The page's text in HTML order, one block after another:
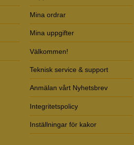
Mina ordrar
Mina uppgifter
Välkommen!
Teknisk service & support
Anmälan vårt Nyhetsbrev
Integritetspolicy
Inställningar för kakor